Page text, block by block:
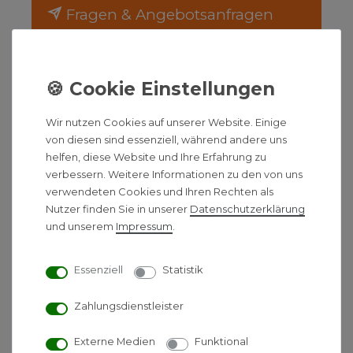
Fragen & Angebotsanfragen
HINWEIS
HERSTELLERINFORMATIONEN
90Grad-1 Zoll 1 Paar
für enge Baupositionen. Die Anschluss-
entlang geführt werden. Die An-
Wir nutzen Cookies auf unserer Website. Einige
von diesen sind essenziell, während andere uns
helfen, diese Website und Ihre Erfahrung zu
verbessern. Weitere Informationen zu den von uns
verwendeten Cookies und Ihren Rechten als
Nutzer finden Sie in unserer Daten­schutz­erklärung
und unserem Impressum
Essenziell Statistik
Zahlungsdienstleister
Externe Medien Funktional